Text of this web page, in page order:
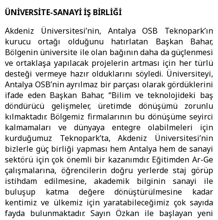
ÜNİVERSİTE-SANAYİ İŞ BİRLİĞİ
Akdeniz Üniversitesi’nin, Antalya OSB Teknopark’ın
kurucu ortağı olduğunu hatırlatan Başkan Bahar,
Bölgenin üniversite ile olan bağının daha da güçlenmesi
ve ortaklaşa yapılacak projelerin artması için her türlü
desteği vermeye hazır olduklarını söyledi. Üniversiteyi,
Antalya OSB’nin ayrılmaz bir parçası olarak gördüklerini
ifade eden Başkan Bahar, “Bilim ve teknolojideki baş
döndürücü gelişmeler, üretimde dönüşümü zorunlu
kılmaktadır. Bölgemiz firmalarının bu dönüşüme seyirci
kalmamaları ve dünyaya entegre olabilmeleri için
kurduğumuz Teknopark’ta, Akdeniz Üniversitesi’nin
bizlerle güç birliği yapması hem Antalya hem de sanayi
sektörü için çok önemli bir kazanımdır. Eğitimden Ar-Ge
çalışmalarına, öğrencilerin doğru yerlerde staj görüp
istihdam edilmesine, akademik bilginin sanayi ile
buluşup katma değere dönüştürülmesine kadar
kentimiz ve ülkemiz için yaratabileceğimiz çok sayıda
fayda bulunmaktadır. Sayın Özkan ile başlayan yeni